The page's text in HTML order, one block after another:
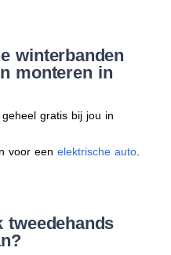
winterbanden
monteren in
gratis bij jou in
voor een elektrische auto.
tweedehands